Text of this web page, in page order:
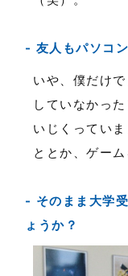
友人もパソコ
いや、僕だけ
していなかっ
いじくってい
ととか、ゲーム
そのまま大学
ょうか？